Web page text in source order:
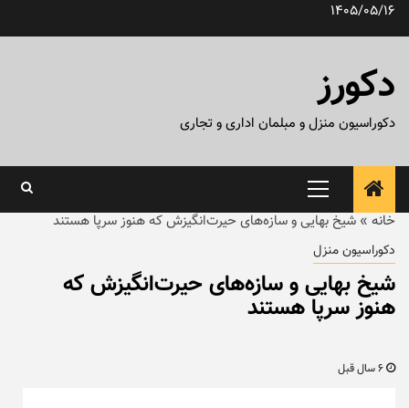
پرش1405/05/16
دکورز
دکوراسیون منزل و مبلمان اداری و تجاری
منوی
اصلی
خانه » شیخ بهایی و سازه‌های حیرت‌انگیز‌ش که هنوز سرپا هستند
دکوراسیون منزل
شیخ بهایی و سازه‌های حیرت‌انگیز‌ش که
هنوز سرپا هستند